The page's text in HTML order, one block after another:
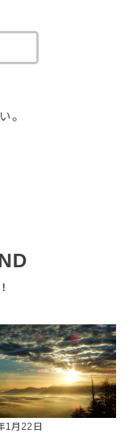
。
1月22日